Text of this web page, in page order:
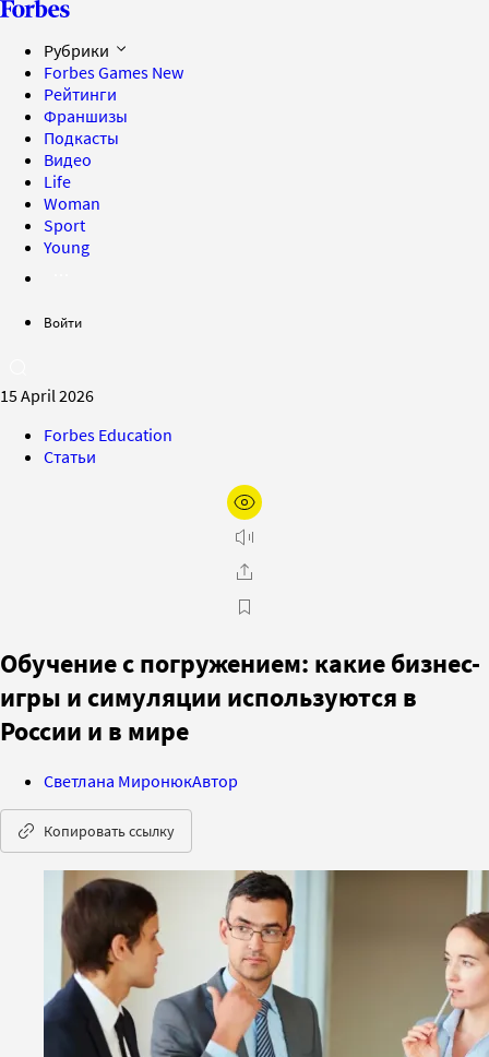
Рубрики
Forbes Games New
Рейтинги
Франшизы
Подкасты
Видео
Life
Woman
Sport
Young
Войти
15 April 2026
Forbes Education
Статьи
Обучение с погружением: какие бизнес-
игры и симуляции используются в
России и в мире
Светлана МиронюкАвтор
Копировать ссылку